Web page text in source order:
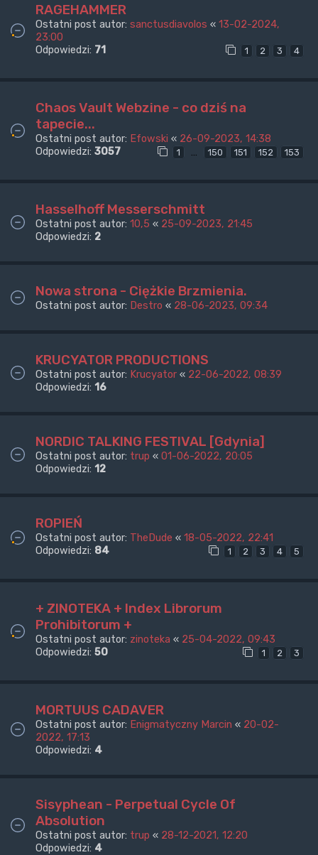
RAGEHAMMER
Ostatni post autor: sanctusdiavolos « 13-02-2024,
23:00
Odpowiedzi: 71 1 2 3 4
Chaos Vault Webzine - co dziś na
tapecie...
Ostatni post autor: Efowski « 26-09-2023, 14:38
Odpowiedzi: 3057 1 … 150 151 152 153
Hasselhoff Messerschmitt
Ostatni post autor: 10,5 « 25-09-2023, 21:45
Odpowiedzi: 2
Nowa strona - Ciężkie Brzmienia.
Ostatni post autor: Destro « 28-06-2023, 09:34
KRUCYATOR PRODUCTIONS
Ostatni post autor: Krucyator « 22-06-2022, 08:39
Odpowiedzi: 16
NORDIC TALKING FESTIVAL [Gdynia]
Ostatni post autor: trup « 01-06-2022, 20:05
Odpowiedzi: 12
ROPIEŃ
Ostatni post autor: TheDude « 18-05-2022, 22:41
Odpowiedzi: 84 1 2 3 4 5
+ ZINOTEKA + Index Librorum
Prohibitorum +
Ostatni post autor: zinoteka « 25-04-2022, 09:43
Odpowiedzi: 50 1 2 3
MORTUUS CADAVER
Ostatni post autor: Enigmatyczny Marcin « 20-02-
2022, 17:13
Odpowiedzi: 4
Sisyphean - Perpetual Cycle Of
Absolution
Ostatni post autor: trup « 28-12-2021, 12:20
Odpowiedzi: 4